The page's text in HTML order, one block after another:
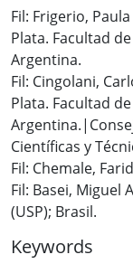
Fil: Frigerio,
Plata. Facultad
Argentina.
Fil: Cingolani,
Plata. Facultad
Científicas y
Fil: Chemale,
Fil: Basei, Miguel
(USP); Brasil.
Keywords